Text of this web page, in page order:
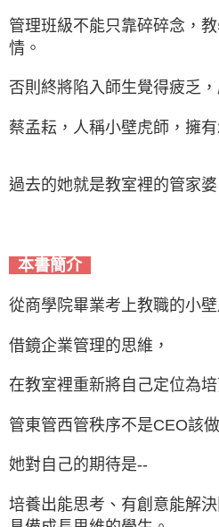
管理班級不能只靠碎碎念，
情。
否則終將陷入師生覺得疲乏，
蔡孟耘，人稱小壁虎師，擁
過去的她就是教室裡的管家
本書簡介
從商學院畢業考上教職的小壁
借鏡企業管理的思維，
在教室裡重新將自己定位為
管東管西管秩序不是CEO該做
她對自己的期待是--
培養出能思考、有創意能解